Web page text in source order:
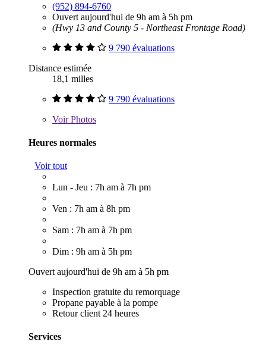
(952) 894-6760
Ouvert aujourd'hui de 9h am à 5h pm
(Hwy 13 and County 5 - Northeast Frontage Road)
9 790 évaluations
Distance estimée
18,1 milles
9 790 évaluations
VoirPhotos
Heures normales
Voir tout
Lun - Jeu : 7h am à 7h pm
Ven : 7h am à 8h pm
Sam : 7h am à 7h pm
Dim : 9h am à 5h pm
Ouvert aujourd'hui de 9h am à 5h pm
Inspection gratuite du remorquage
Propane payable à la pompe
Retour client 24 heures
Services